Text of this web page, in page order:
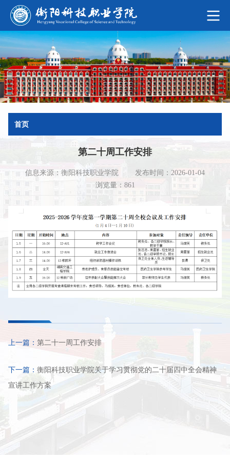
首页
第二十周工作安排
信息来源：衡阳科技职业学院
发布时间：2026-01-04
浏览量：861
上一篇： 第二十一周工作安排
下一篇： 衡阳科技职业学院关于学习贯彻党的二十届四中全会精神
宣讲工作方案